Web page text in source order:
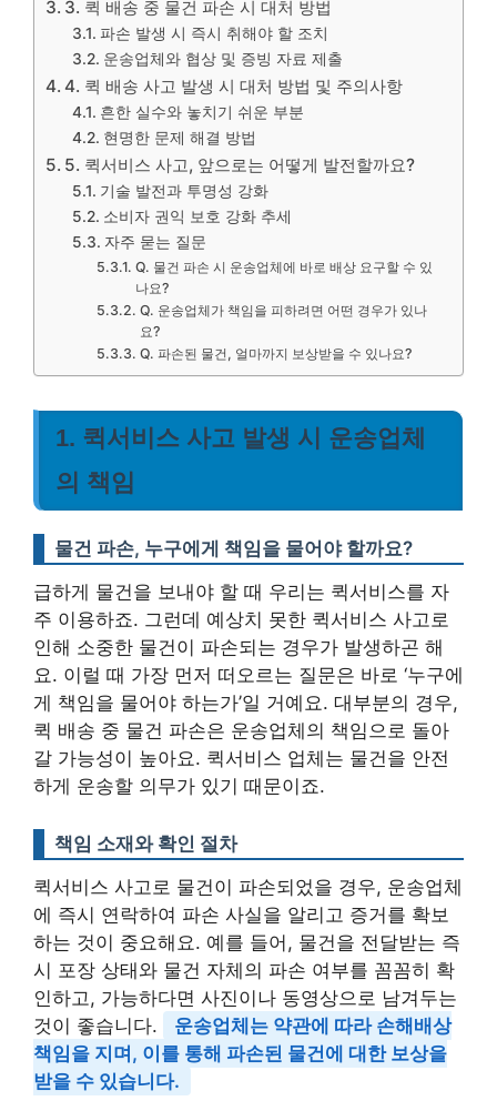
3. 퀵 배송 중 물건 파손 시 대처 방법
파손 발생 시 즉시 취해야 할 조치
운송업체와 협상 및 증빙 자료 제출
4. 퀵 배송 사고 발생 시 대처 방법 및 주의사항
흔한 실수와 놓치기 쉬운 부분
현명한 문제 해결 방법
5. 퀵서비스 사고, 앞으로는 어떻게 발전할까요?
기술 발전과 투명성 강화
소비자 권익 보호 강화 추세
자주 묻는 질문
Q. 물건 파손 시 운송업체에 바로 배상 요구할 수 있
나요?
Q. 운송업체가 책임을 피하려면 어떤 경우가 있나
요?
Q. 파손된 물건, 얼마까지 보상받을 수 있나요?
1. 퀵서비스 사고 발생 시 운송업체
의 책임
물건 파손, 누구에게 책임을 물어야 할까요?
급하게 물건을 보내야 할 때 우리는 퀵서비스를 자
주 이용하죠. 그런데 예상치 못한 퀵서비스 사고로
인해 소중한 물건이 파손되는 경우가 발생하곤 해
요. 이럴 때 가장 먼저 떠오르는 질문은 바로 ‘누구에
게 책임을 물어야 하는가’일 거예요. 대부분의 경우,
퀵 배송 중 물건 파손은 운송업체의 책임으로 돌아
갈 가능성이 높아요. 퀵서비스 업체는 물건을 안전
하게 운송할 의무가 있기 때문이죠.
책임 소재와 확인 절차
퀵서비스 사고로 물건이 파손되었을 경우, 운송업체
에 즉시 연락하여 파손 사실을 알리고 증거를 확보
하는 것이 중요해요. 예를 들어, 물건을 전달받는 즉
시 포장 상태와 물건 자체의 파손 여부를 꼼꼼히 확
인하고, 가능하다면 사진이나 동영상으로 남겨두는
것이 좋습니다.
운송업체는 약관에 따라 손해배상
책임을 지며, 이를 통해 파손된 물건에 대한 보상을
받을 수 있습니다.